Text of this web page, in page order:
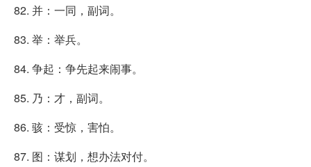
82. 并：一同，副词。
83. 举：举兵。
84. 争起：争先起来闹事。
85. 乃：才，副词。
86. 骇：受惊，害怕。
87. 图：谋划，想办法对付。